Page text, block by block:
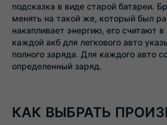
подсказка в виде старой батареи.
менять на такой же, который был
накапливает энергию, его считают
каждой акб для легкового авто
полного заряда. Для каждого авто
определенный заряд.
КАК ВЫБРАТЬ